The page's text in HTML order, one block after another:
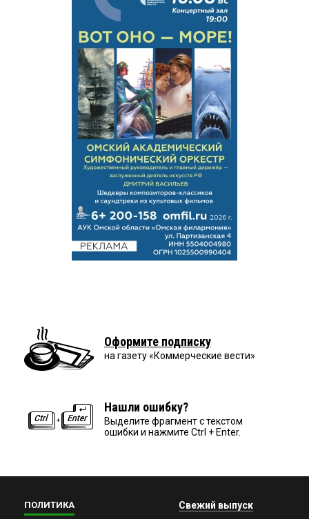
Оформите подписку
на газету «Коммерческие вести»
Нашли ошибку?
Выделите фрагмент с текстом
ошибки и нажмите Ctrl + Enter.
ПОЛИТИКА Свежий выпуск